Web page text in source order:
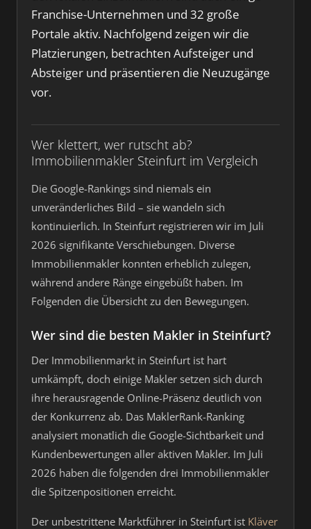
Franchise-Unternehmen und 32 große
Portale aktiv. Nachfolgend zeigen wir die
Platzierungen, betrachten Aufsteiger und
Absteiger und präsentieren die Neuzugänge
vor.
Wer klettert, wer rutscht ab?
Immobilienmakler Steinfurt im Vergleich
Die Google-Rankings sind niemals ein
unveränderliches Bild – sie wandeln sich
kontinuierlich. In Steinfurt registrieren wir im Juli
2026 signifikante Verschiebungen. Diverse
Immobilienmakler konnten erheblich zulegen,
während andere Ränge eingebüßt haben. Im
Folgenden die Übersicht zu den Bewegungen.
Wer sind die besten Makler in Steinfurt?
Der Immobilienmarkt in Steinfurt ist hart
umkämpft, doch einige Makler setzen sich durch
ihre herausragende Online-Präsenz deutlich von
der Konkurrenz ab. Das MaklerRank-Ranking
analysiert monatlich die Google-Sichtbarkeit und
Kundenbewertungen aller aktiven Makler. Im Juli
2026 haben die folgenden drei Immobilienmakler
die Spitzenpositionen erreicht.
Der unbestrittene Marktführer in Steinfurt ist Kläver